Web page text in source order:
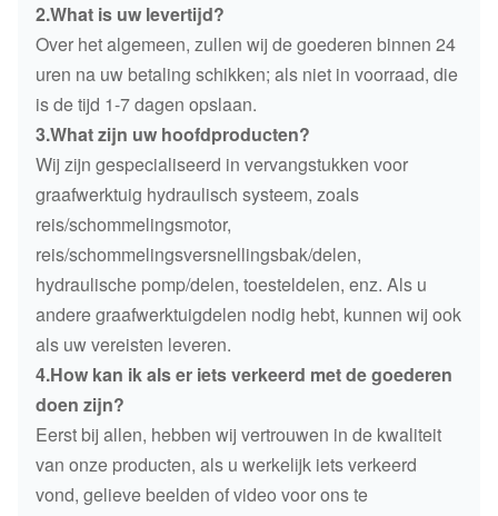
2.What is uw levertijd?
Over het algemeen, zullen wij de goederen binnen 24
uren na uw betaling schikken; als niet in voorraad, die
is de tijd 1-7 dagen opslaan.
3.What zijn uw hoofdproducten?
Wij zijn gespecialiseerd in vervangstukken voor
graafwerktuig hydraulisch systeem, zoals
reis/schommelingsmotor,
reis/schommelingsversnellingsbak/delen,
hydraulische pomp/delen, toesteldelen, enz. Als u
andere graafwerktuigdelen nodig hebt, kunnen wij ook
als uw vereisten leveren.
4.How kan ik als er iets verkeerd met de goederen
doen zijn?
Eerst bij allen, hebben wij vertrouwen in de kwaliteit
van onze producten, als u werkelijk iets verkeerd
vond, gelieve beelden of video voor ons te